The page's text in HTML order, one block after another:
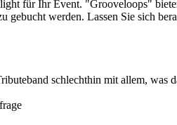
für Ihr Event. "Grooveloops"
gebucht werden. Lassen Sie sich
schlechthin mit allem, was